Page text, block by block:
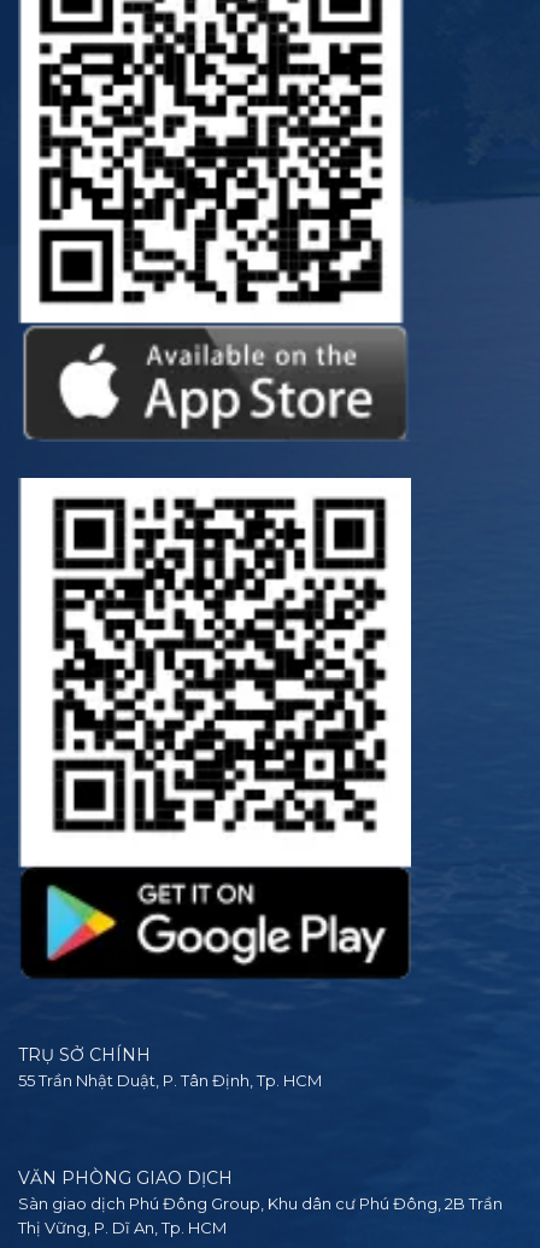
TRỤ SỞ CHÍNH
55 Trần Nhật Duật, P. Tân Định, Tp. HCM
VĂN PHÒNG GIAO DỊCH
Sàn giao dịch Phú Đông Group, Khu dân cư Phú Đông, 2B Trần
Thị Vững, P. Dĩ An, Tp. HCM